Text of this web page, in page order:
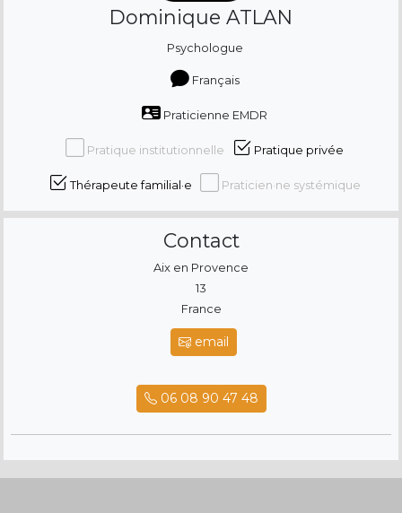
Dominique ATLAN
Psychologue
Français
Praticienne EMDR
Pratique institutionnelle Pratique privée
Thérapeute familial·e Praticien·ne systémique
Contact
Aix en Provence
13
France
email
06 08 90 47 48